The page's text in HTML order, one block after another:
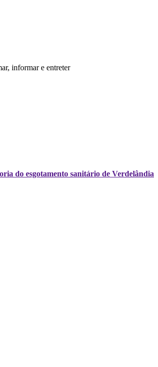
informar e entreter
do esgotamento sanitário de Verdelândia